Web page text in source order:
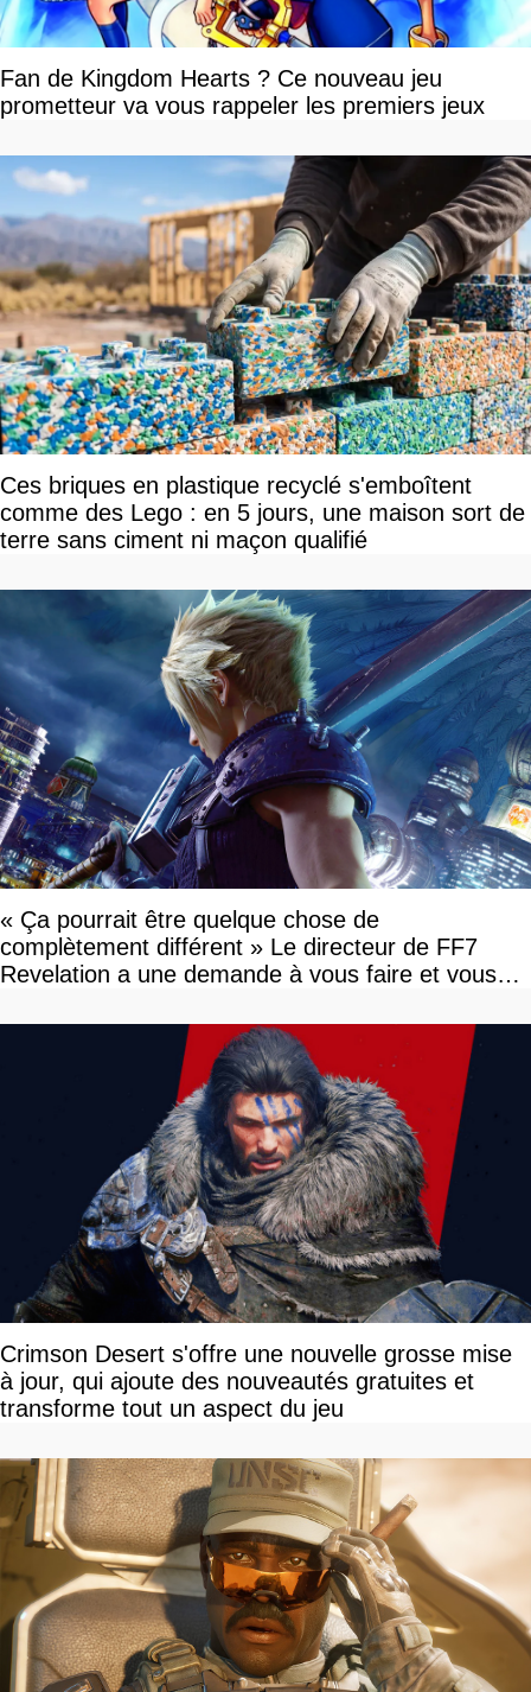
Fan de Kingdom Hearts ? Ce nouveau jeu
prometteur va vous rappeler les premiers jeux
Ces briques en plastique recyclé s'emboîtent
comme des Lego : en 5 jours, une maison sort de
terre sans ciment ni maçon qualifié
« Ça pourrait être quelque chose de
complètement différent » Le directeur de FF7
Revelation a une demande à vous faire et vous
Crimson Desert s'offre une nouvelle grosse mise
à jour, qui ajoute des nouveautés gratuites et
transforme tout un aspect du jeu